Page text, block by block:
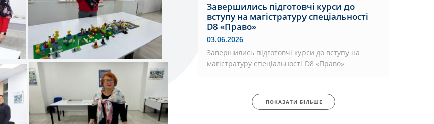
Завершились підготовчі курси до
вступу на магістратуру спеціальності
D8 «Право»
03.06.2026
Завершились підготовчі курси до вступу на
магістратуру спеціальності D8 «Право»
ПОКАЗАТИ БІЛЬШЕ